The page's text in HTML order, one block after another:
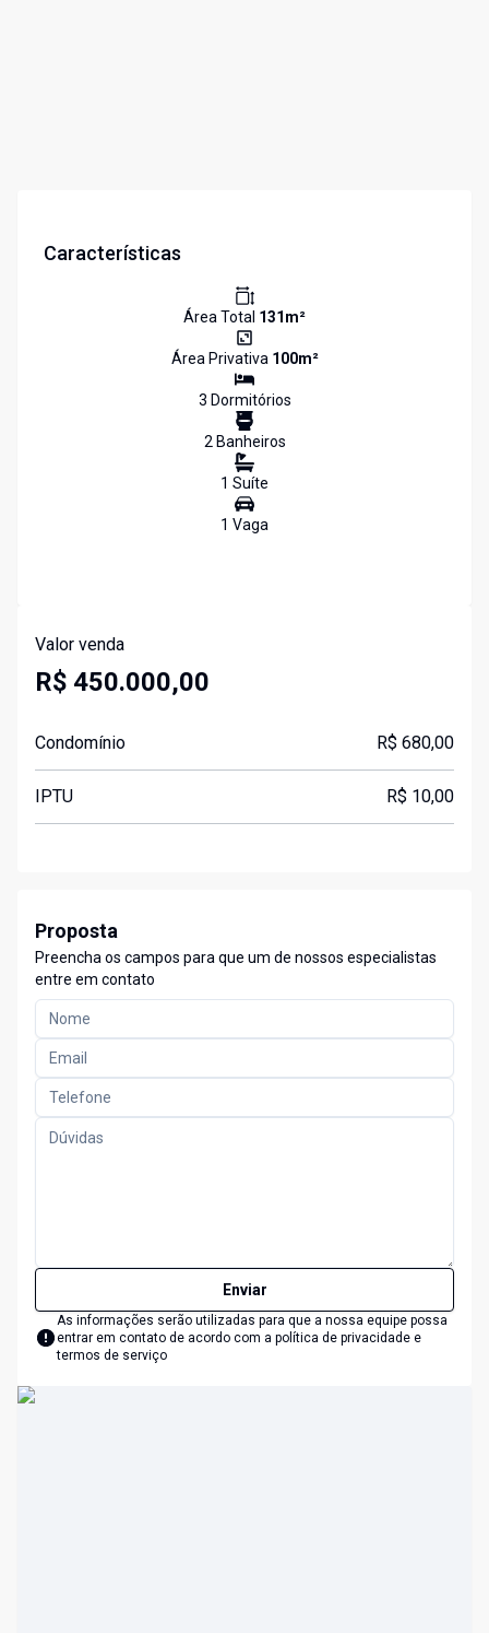
Características
Área Total 131m²
Área Privativa 100m²
3 Dormitórios
2Banheiros
1 Suíte
1 Vaga
Valor venda
R$ 450.000,00
Condomínio R$ 680,00
IPTU R$ 10,00
Proposta
Preencha os campos para que um de nossos especialistas
entre em contato
Enviar
As informações serão utilizadas para que a nossa equipe possa
entrar em contato de acordo com a política de privacidade e
termos de serviço